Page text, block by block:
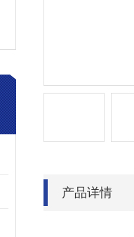
产品详情